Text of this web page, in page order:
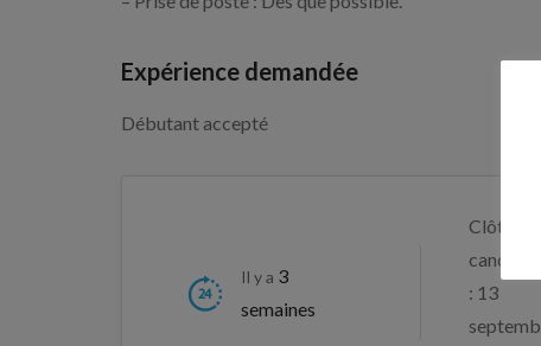
Expérience demandée
Débutant accepté
Il y a 3
semaines
Clôture
: 13